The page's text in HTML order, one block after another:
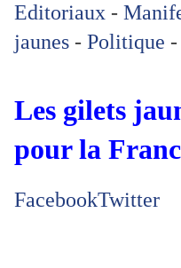
Editoriaux -
jaunes - Politique -
Les gilets
pour la
FacebookTwitter